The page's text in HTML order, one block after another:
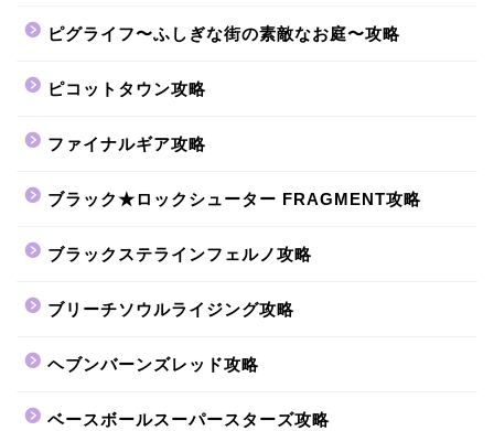
ピグライフ〜ふしぎな街の素敵なお庭〜攻略
ピコットタウン攻略
ファイナルギア攻略
ブラック★ロックシューター FRAGMENT攻略
ブラックステラインフェルノ攻略
ブリーチソウルライジング攻略
ヘブンバーンズレッド攻略
ベースボールスーパースターズ攻略